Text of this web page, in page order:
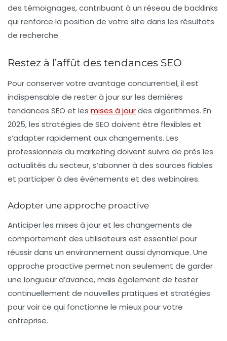
des témoignages, contribuant à un réseau de backlinks
qui renforce la position de votre site dans les résultats
de recherche.
Restez à l’affût des tendances SEO
Pour conserver votre avantage concurrentiel, il est
indispensable de rester à jour sur les dernières
tendances SEO et les mises à jourdes algorithmes. En
2025, les stratégies de SEO doivent être flexibles et
s’adapter rapidement aux changements. Les
professionnels du marketing doivent suivre de près les
actualités du secteur, s’abonner à des sources fiables
et participer à des événements et des webinaires.
Adopter une approche proactive
Anticiper les mises à jour et les changements de
comportement des utilisateurs est essentiel pour
réussir dans un environnement aussi dynamique. Une
approche proactive permet non seulement de garder
une longueur d’avance, mais également de tester
continuellement de nouvelles pratiques et stratégies
pour voir ce qui fonctionne le mieux pour votre
entreprise.